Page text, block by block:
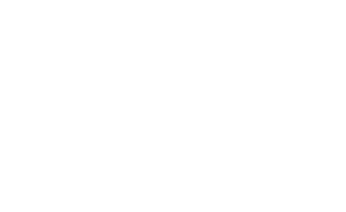
Suchmaschine Google, die mehr